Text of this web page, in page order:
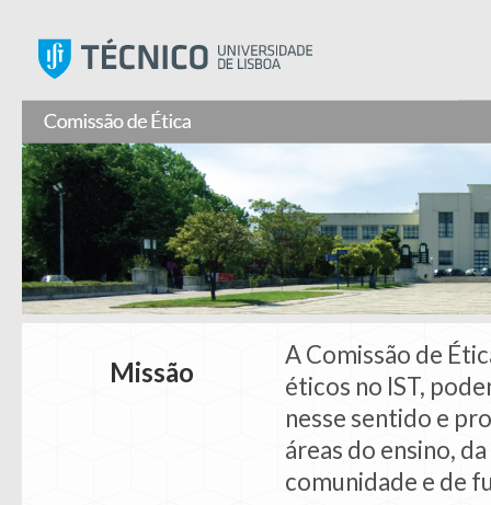
Missão
A Comissão de
éticos no IST,
nesse sentido e
áreas do ensino,
comunidade e de